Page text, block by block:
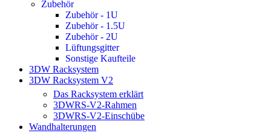
Zubehör
Zubehör - 1U
Zubehör - 1.5U
Zubehör - 2U
Lüftungsgitter
Sonstige Kaufteile
3DW Racksystem
3DW Racksystem V2
Das Racksystem erklärt
3DWRS-V2-Rahmen
3DWRS-V2-Einschübe
Wandhalterungen